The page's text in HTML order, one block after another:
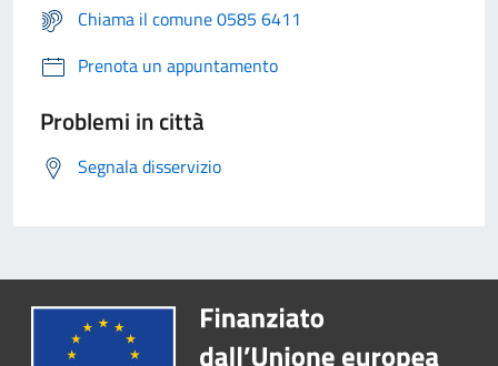
Chiama il comune 0585 6411
Prenota un appuntamento
Problemi in città
Segnala disservizio